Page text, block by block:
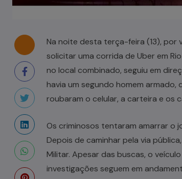
Na noite desta terça-feira (13), por
solicitar uma corrida de Uber em
no local combinado, seguiu em
havia um segundo homem
roubaram o celular, a carteira e os
Os criminosos tentaram amarrar o
Depois de caminhar pela via
Militar. Apesar das buscas, o
investigações seguem em